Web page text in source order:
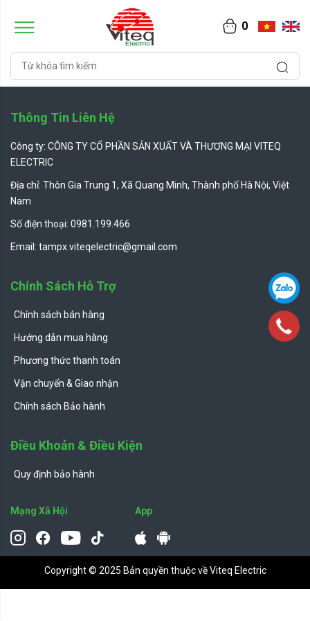
0
Thông Tin Liên Hệ
Công ty: CÔNG TY CỔ PHẦN SẢN XUẤT VÀ THƯƠNG MẠI VITEQ
ELECTRIC
Địa chỉ: Thôn Gia Trung 1, Xã Quang Minh, Thành phố Hà Nội, Việt
Nam
Số điện thoại: 0981.199.466
Email: tampx.viteqelectric@gmail.com
Chính Sách Hỗ Trợ
Chính sách bán hàng
Hướng dẫn mua hàng
Phương thức thanh toán
Vận chuyển & Giao nhận
Chính sách Bảo hành
Điều Khoản & Điều Kiện
Quy định bảo hành
Mạng Xã Hội App
Copyright © 2025 Bản quyền thuộc về Viteq Electric